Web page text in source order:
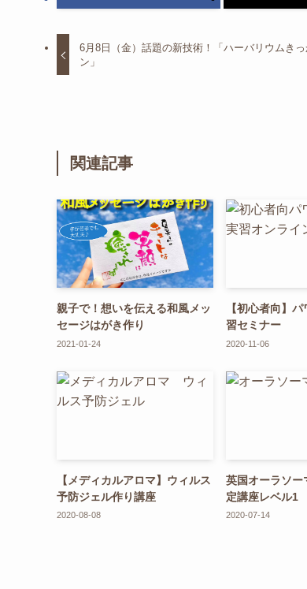
6月8日（金）話題の新技術！「ハーバリウムき
ン」
関連記事
親子で！想いを伝える和風メッ
セージはがき作り
2021-01-24
【初心者向】
習セミナー
2020-11-06
【メディカルアロマ】ウィルス
予防ジェル作り講座
2020-08-08
英国オーラソー
定講座レベル1
2020-07-14